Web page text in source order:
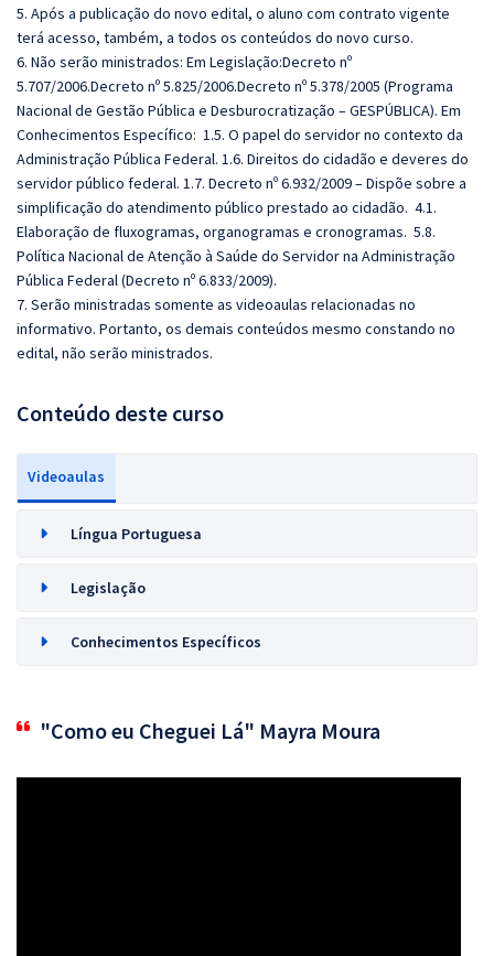
5. Após a publicação do novo edital, o aluno com contrato vigente
terá acesso, também, a todos os conteúdos do novo curso.
6. Não serão ministrados: Em Legislação:Decreto nº
5.707/2006.Decreto nº 5.825/2006.Decreto nº 5.378/2005 (Programa
Nacional de Gestão Pública e Desburocratização – GESPÚBLICA). Em
Conhecimentos Específico: 1.5. O papel do servidor no contexto da
Administração Pública Federal. 1.6. Direitos do cidadão e deveres do
servidor público federal. 1.7. Decreto nº 6.932/2009 – Dispõe sobre a
simplificação do atendimento público prestado ao cidadão. 4.1.
Elaboração de fluxogramas, organogramas e cronogramas. 5.8.
Política Nacional de Atenção à Saúde do Servidor na Administração
Pública Federal (Decreto nº 6.833/2009).
7. Serão ministradas somente as videoaulas relacionadas no
informativo. Portanto, os demais conteúdos mesmo constando no
edital, não serão ministrados.
Conteúdo deste curso
Videoaulas
Língua Portuguesa
Legislação
Conhecimentos Específicos
"Como eu Cheguei Lá" Mayra Moura